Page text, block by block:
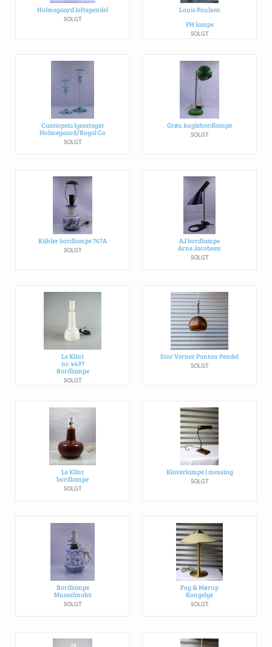
Holmegaard loftspendel
SOLGT
Louis Poulsen
PH lampe
SOLGT
Cassiopeia lysestager
Holmegaard/Royal Co
SOLGT
Grøn kuglebordlampe
SOLGT
Kähler bordlampe 767A
SOLGT
AJ bordlampe
Arne Jacobsen
SOLGT
Le Klint
nr. 4497
Bordlampe
SOLGT
Stor Verner Panton Pendel
SOLGT
Le Klint
bordlampe
SOLGT
Klaverlampe i messing
SOLGT
Bordlampe
Musselmalet
SOLGT
Fog & Mørup
Kongelys
SOLGT